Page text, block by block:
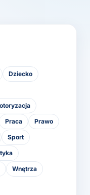
Dziecko
Praca Prawo
Sport
Wnętrza